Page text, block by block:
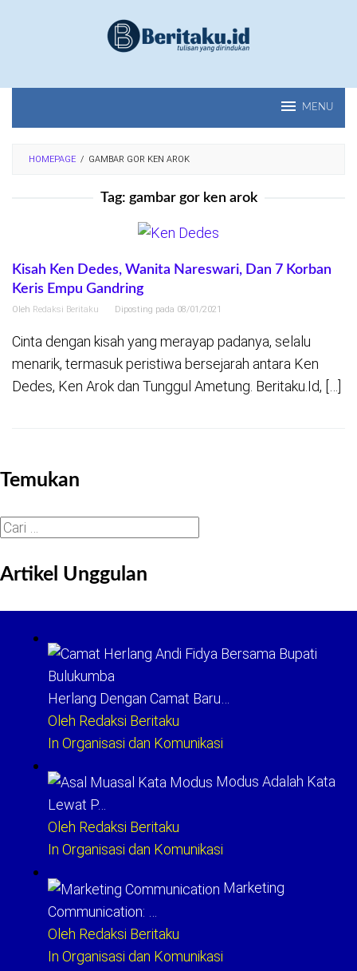
MENU
HOMEPAGE / GAMBAR GOR KEN AROK
Tag: gambar gor ken arok
Kisah Ken Dedes, Wanita Nareswari, Dan 7 Korban
Keris Empu Gandring
Oleh Redaksi Beritaku Diposting pada 08/01/2021
Cinta dengan kisah yang merayap padanya, selalu
menarik, termasuk peristiwa bersejarah antara Ken
Dedes, Ken Arok dan Tunggul Ametung. Beritaku.Id, […]
Temukan
Cari
Artikel Unggulan
Herlang Dengan Camat Baru…
Oleh Redaksi Beritaku
In Organisasi dan Komunikasi
Modus Adalah Kata
Lewat P…
Oleh Redaksi Beritaku
In Organisasi dan Komunikasi
Marketing
Communication: …
Oleh Redaksi Beritaku
In Organisasi dan Komunikasi